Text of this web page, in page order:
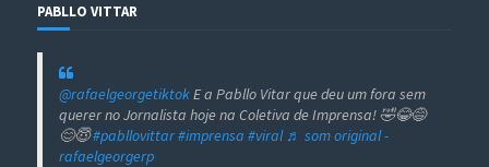
PABLLO VITTAR
@rafaelgeorgetiktokE a Pabllo Vitar que deu um fora sem
querer no Jornalista hoje na Coletiva de Imprensa! 🤣😂😅
😊😇#pabllovittar#imprensa #viral ♬ som original -
rafaelgeorgerp